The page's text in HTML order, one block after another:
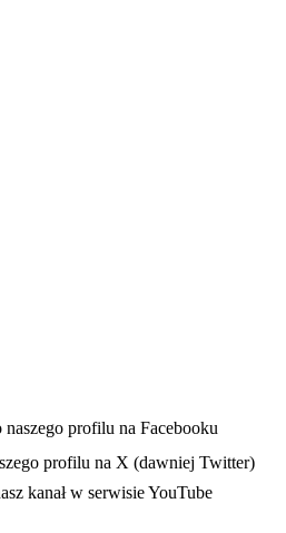
się w nowej karcie
naszego profilu na Facebooku
profilu na X (dawniej Twitter)
w nowej karcie
kanał w serwisie YouTube